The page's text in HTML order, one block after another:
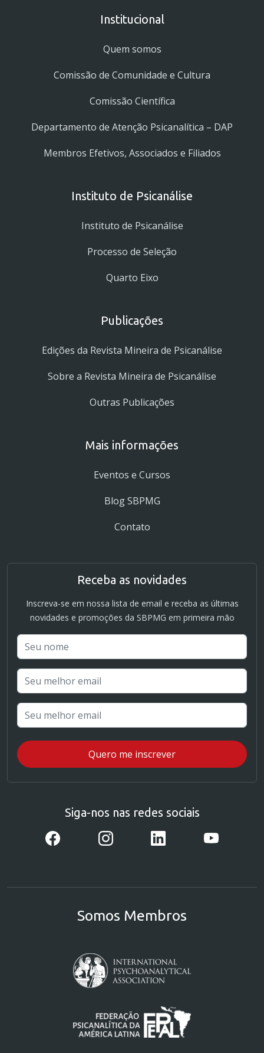
Institucional
Quem somos
Comissão de Comunidade e Cultura
Comissão Científica
Departamento de Atenção Psicanalítica – DAP
Membros Efetivos, Associados e Filiados
Instituto de Psicanálise
Instituto de Psicanálise
Processo de Seleção
Quarto Eixo
Publicações
Edições da Revista Mineira de Psicanálise
Sobre a Revista Mineira de Psicanálise
Outras Publicações
Mais informações
Eventos e Cursos
Blog SBPMG
Contato
Receba as novidades
Inscreva-se em nossa lista de email e receba as últimas
novidades e promoções da SBPMG em primeira mão
Siga-nos nas redes sociais
Somos Membros